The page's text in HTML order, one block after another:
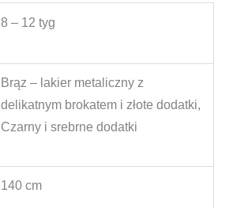
8 – 12 tyg
Brąz – lakier metaliczny z
delikatnym brokatem i złote dodatki,
Czarny i srebrne dodatki
140 cm